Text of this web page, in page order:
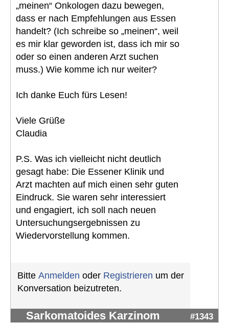
„meinen“ Onkologen dazu bewegen,
dass er nach Empfehlungen aus Essen
handelt? (Ich schreibe so „meinen“, weil
es mir klar geworden ist, dass ich mir so
oder so einen anderen Arzt suchen
muss.) Wie komme ich nur weiter?
Ich danke Euch fürs Lesen!
Viele Grüße
Claudia
P.S. Was ich vielleicht nicht deutlich
gesagt habe: Die Essener Klinik und
Arzt machten auf mich einen sehr guten
Eindruck. Sie waren sehr interessiert
und engagiert, ich soll nach neuen
Untersuchungsergebnissen zu
Wiedervorstellung kommen.
Bitte Anmelden oder Registrieren um der
Konversation beizutreten.
Sarkomatoides Karzinom #1343